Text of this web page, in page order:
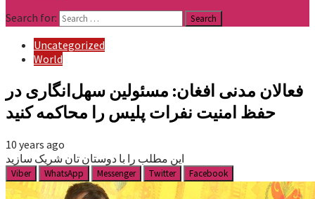
Search for:
Uncategorized
World
فعالان مدنی افغان: مسئولین سهل‌انگاری در
حفظ امنیت نفرات پلیس را محاکمه کنید
10 years ago
این مطلب را با دوستان تان شریک سازید
Viber WhatsApp Messenger Twitter Facebook